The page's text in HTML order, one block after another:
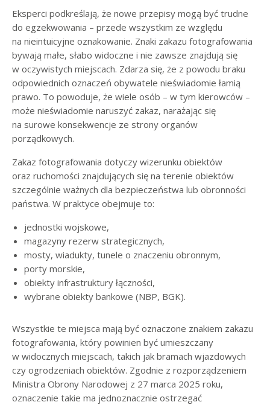
Eksperci podkreślają, że nowe przepisy mogą być trudne
do egzekwowania – przede wszystkim ze względu
na nieintuicyjne oznakowanie. Znaki zakazu fotografowania
bywają małe, słabo widoczne i nie zawsze znajdują się
w oczywistych miejscach. Zdarza się, że z powodu braku
odpowiednich oznaczeń obywatele nieświadomie łamią
prawo. To powoduje, że wiele osób – w tym kierowców –
może nieświadomie naruszyć zakaz, narażając się
na surowe konsekwencje ze strony organów
porządkowych.
Zakaz fotografowania dotyczy wizerunku obiektów
oraz ruchomości znajdujących się na terenie obiektów
szczególnie ważnych dla bezpieczeństwa lub obronności
państwa. W praktyce obejmuje to:
jednostki wojskowe,
magazyny rezerw strategicznych,
mosty, wiadukty, tunele o znaczeniu obronnym,
porty morskie,
obiekty infrastruktury łączności,
wybrane obiekty bankowe (NBP, BGK).
Wszystkie te miejsca mają być oznaczone znakiem zakazu
fotografowania, który powinien być umieszczany
w widocznych miejscach, takich jak bramach wjazdowych
czy ogrodzeniach obiektów. Zgodnie z rozporządzeniem
Ministra Obrony Narodowej z 27 marca 2025 roku,
oznaczenie takie ma jednoznacznie ostrzegać